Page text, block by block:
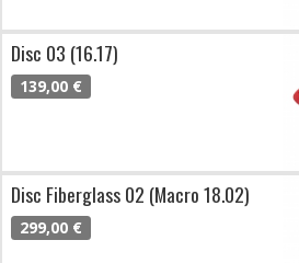
Disc 03 (16.17)
139,00 €
Disc Fiberglass 02 (Macro 18.02)
299,00 €